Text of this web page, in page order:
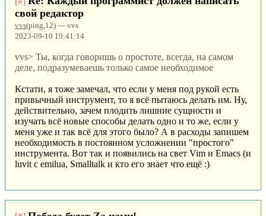
свой редактор
vvs(ping,12) — vvs
2023-09-10 19:41:14
vvs> Ты, когда говоришь о простоте, всегда, на самом
деле, подразумеваешь только самое необходимое
Кстати, я тоже замечал, что если у меня под рукой есть
привычный инструмент, то я всё пытаюсь делать им. Ну,
действительно, зачем плодить лишние сущности и
изучать всё новые способы делать одно и то же, если у
меня уже и так всё для этого было? А в расходы запишем
необходимость в постоянном усложнении "простого"
инструмента. Вот так и появились на свет Vim и Emacs (и
luvit с emilua, Smalltalk и кто его знает что ещё :)